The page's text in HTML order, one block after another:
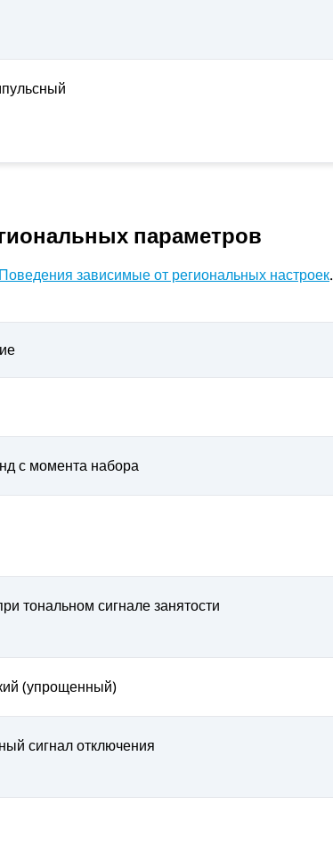
параметров
Поведения зависимые от региональных настроек.
с момента набора
тональном сигнале занятости
(упрощенный)
сигнал отключения